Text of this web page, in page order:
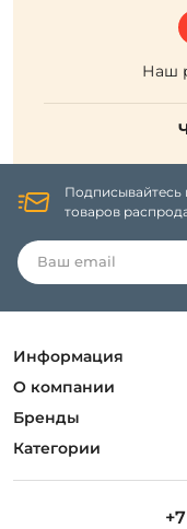
Наш
Подписывайтесь
товаров
Информация
Политика
Гарантия
Оплата и доставка
О компании
О компании
Контакты
Бренды
Artelamp
Категории
Люстры